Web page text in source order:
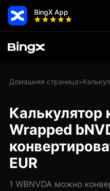
BingX App
Домашняя страница>
Калькулятор
Wrapped
EUR
1 WBNVDA можно